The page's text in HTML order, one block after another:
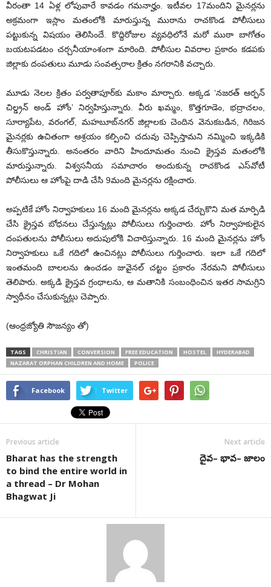
వీరంతా 14 ఏళ్ల లోపువారే కావడం గమనార్హం. ఇటీవల 17మందిని మైనర్లను
అక్రమంగా ఇస్లాం మతంలోకి మారుస్తున్న ముఠాను రాచకొండ పోలీసులు
పట్టుకున్న విషయం తెలిసిందే. కొద్దిరోజుల వ్యవధిలోనే మరో ముఠా బాగోతం
బయటపడటం చర్చనీయాంశంగా మారింది. పోలీసుల వివరాల ప్రకారం కడపకు
జిల్లాకు దంపతులు మూడు సంవత్సరాల క్రితం నగరానికి వచ్చారు.
మూడు నెలల క్రితం పర్వతాపూర్‌కు మకాం మార్చారు. అక్కడ ‘నజరత్‌ ఆర్ఫన్‌
చిల్డ్రన్‌ అండ్‌ హోం’ నిర్వహిస్తున్నారు. వీరు ఖమ్మం, కొత్తగూడెం, భద్రాచలం,
సూర్యాపేట, వరంగల్‌, మహబూబ్‌నగర్‌ జిల్లాలకు చెందిన వెనుకబడిన, గిరిజన
మైనర్లకు ఉచితంగా ఆశ్రయం కల్పించి చదువు చెప్పిస్తామని నమ్మించి ఇక్కడికి
తీసుకొస్తున్నారు. అనంతరం వారిని హిందూమతం నుంచి క్రైస్తవ మతంలోకి
మారుస్తున్నారు. విశ్వసనీయ సమాచారం అందుకున్న రాచకొండ ఎస్‌వోటీ
పోలీసులు ఆ హోంపై దాడి చేసి 9మంది మైనర్లను రక్షించారు.
అప్పటికే హోం నిర్వాహకులు 16 మంది మైనర్లను అక్కడ చేర్చుకొని మత మార్పిడి
చేసి క్రైస్తవ బోధనలు చేస్తున్నట్లు పోలీసులు గుర్తించారు. హోం నిర్వాహకులైన
దంపతులను పోలీసులు అదుపులోకి విచారిస్తున్నారు. 16 మంది మైనర్లను హోం
నిర్వాహకులు ఒకే గదిలో ఉంచినట్లు పోలీసులు గుర్తించారు. ఇలా ఒకే గదిలో
ఇంతమంది బాలలను ఉంచడం జువైనల్‌ చట్టం ప్రకారం నేరమని పోలీసులు
తెలిపారు. అక్కడి క్రైస్తవ గ్రంథాలను, ఆ మతానికి సంబంధించిన ఇతర సామగ్రిని
స్వాధీనం చేసుకున్నట్లు చెప్పారు.
(ఆంధ్రజ్యోతి సౌజన్యం తో)
TAGS CHRISTIAN CONVERSION FREE EDUCATION HOSTEL
HYDERABAD
NAZARAT ORPHAN CHILDREN AND HOME
POLICE
Facebook Twitter
Previous article
Bharat has the strength
to bind the entire world in
a thread – Dr Mohan
Bhagwat Ji
Next article
దైవ– భావ– జాలం